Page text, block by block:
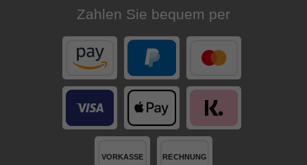
Zahlen Sie bequem per